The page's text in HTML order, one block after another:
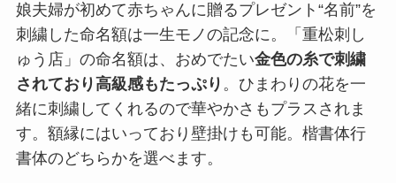
娘夫婦が初めて赤ちゃんに贈るプレゼント“名前”を
刺繍した命名額は一生モノの記念に。「重松刺し
ゅう店」の命名額は、おめでたい金色の糸で刺繍
されており高級感もたっぷり 。ひまわりの花を一
緒に刺繍してくれるので華やかさもプラスされま
す。額縁にはいっており壁掛けも可能。楷書体行
書体のどちらかを選べます。